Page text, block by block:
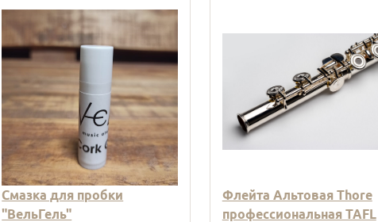
Смазка для пробки
"ВельГель"
Флейта Альтовая Thore
профессиональная TAFL